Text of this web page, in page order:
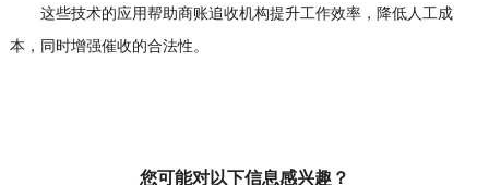
这些技术的应用帮助商账追收机构提升工作效率，降低人工成
本，同时增强催收的合法性。
您可能对以下信息感兴趣？